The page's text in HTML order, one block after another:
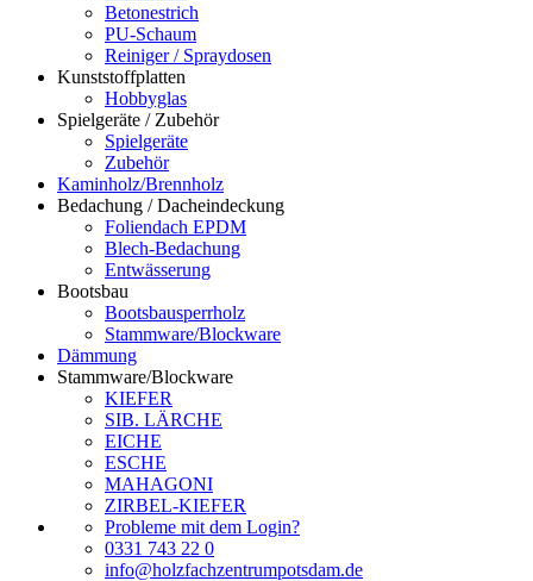
Betonestrich
PU-Schaum
Reiniger / Spraydosen
Kunststoffplatten
Hobbyglas
Spielgeräte / Zubehör
Spielgeräte
Zubehör
Kaminholz/Brennholz
Bedachung / Dacheindeckung
Foliendach EPDM
Blech-Bedachung
Entwässerung
Bootsbau
Bootsbausperrholz
Stammware/Blockware
Dämmung
Stammware/Blockware
KIEFER
SIB. LÄRCHE
EICHE
ESCHE
MAHAGONI
ZIRBEL-KIEFER
Probleme mit dem Login?
0331 743 22 0
info@holzfachzentrumpotsdam.de